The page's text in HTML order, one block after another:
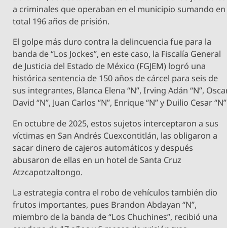
a criminales que operaban en el municipio sumando en
total 196 años de prisión.
El golpe más duro contra la delincuencia fue para la
banda de “Los Jockes”, en este caso, la Fiscalía General
de Justicia del Estado de México (FGJEM) logró una
histórica sentencia de 150 años de cárcel para seis de
sus integrantes, Blanca Elena “N”, Irving Adán “N”,
David “N”, Juan Carlos “N”, Enrique “N” y Duilio Cesar
En octubre de 2025, estos sujetos interceptaron a sus
víctimas en San Andrés Cuexcontitlán, las obligaron a
sacar dinero de cajeros automáticos y después
abusaron de ellas en un hotel de Santa Cruz
Atzcapotzaltongo.
La estrategia contra el robo de vehículos también dio
frutos importantes, pues Brandon Abdayan “N”,
miembro de la banda de “Los Chuchines”, recibió una